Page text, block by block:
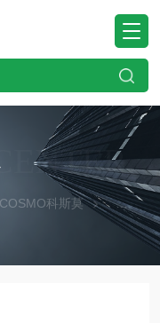
COSMO科斯莫 其他设备